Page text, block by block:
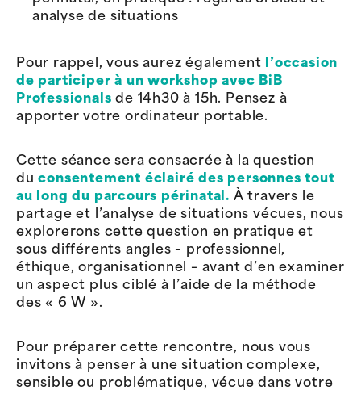
analyse de situations
Pour rappel, vous aurez également
l’occasion
de participer à un workshop avec BiB
Professionals de 14h30 à 15h. Pensez à
apporter votre ordinateur portable.
Cette séance sera consacrée à la question
du consentement éclairé des personnes tout
au long du parcours périnatal. À travers le
partage et l’analyse de situations vécues, nous
explorerons cette question en pratique et
sous différents angles – professionnel,
éthique, organisationnel – avant d’en examiner
un aspect plus ciblé à l’aide de la méthode
des « 6 W ».
Pour préparer cette rencontre, nous vous
invitons à penser à une situation complexe,
sensible ou problématique, vécue dans votre